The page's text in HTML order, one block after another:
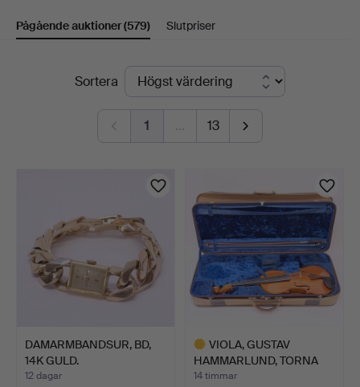
Björnssons
Pågående auktioner(579) Slutpriser
PågåendeSortera
1 … 13
DAMARMBANDSUR, BD,
14K GULD.
12 dagar
VIOLA, GUSTAV
HAMMARLUND, TORNA
HÄLLESTAD …
14 timmar